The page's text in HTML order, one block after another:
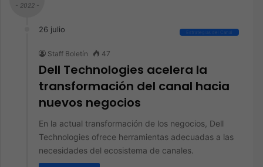
- 2022 -
26 julio Estrategias del Canal
Staff Boletín 47
Dell Technologies acelera la
transformación del canal hacia
nuevos negocios
En la actual transformación de los negocios, Dell
Technologies ofrece herramientas adecuadas a las
necesidades del ecosistema de canales.